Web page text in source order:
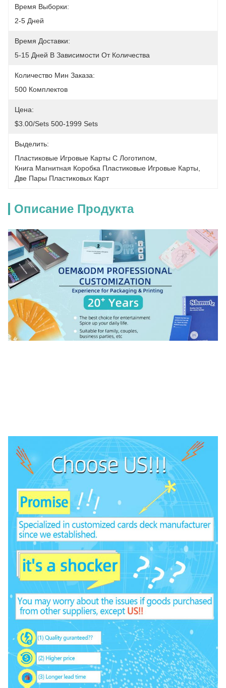
Время Выборки:
2-5 Дней
Время Доставки:
5-15 Дней В Зависимости От Количества
Количество Мин Заказа:
500 Комплектов
Цена:
$3.00/sets 500-1999 Sets
Выделить:
Пластиковые Игровые Карты С Логотипом
Книга Магнитная Коробка Пластиковые Игровые Карты
Две Пары Пластиковых Карт
Описание Продукта